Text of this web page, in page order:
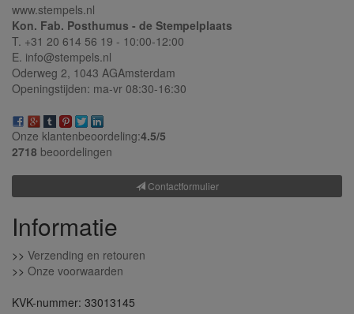
www.stempels.nl
Kon. Fab. Posthumus - de Stempelplaats
T. +31 20 614 56 19 - 10:00-12:00
E. info@stempels.nl
Oderweg 2, 1043 AGAmsterdam
Openingstijden: ma-vr 08:30-16:30
Onze klantenbeoordeling:4.5/5
2718 beoordelingen
Contactformulier
Informatie
>> Verzending en retouren
>> Onze voorwaarden
KVK-nummer: 33013145